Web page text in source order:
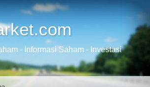
- Informasi Saham - Investasi